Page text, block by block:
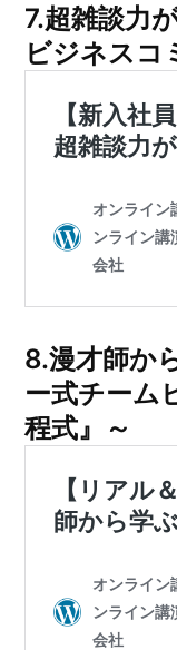
7.超雑談力
ビジネスコ
8.漫才師か
ー式チーム
程式』～